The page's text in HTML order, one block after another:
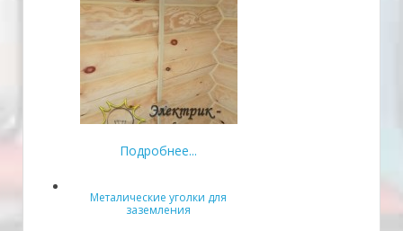
Подробнее...
Металические уголки для
заземления